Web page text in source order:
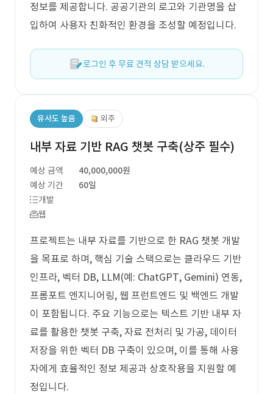
정보를 제공합니다. 공공기관의 로고와 기관명을 삽
입하여 사용자 친화적인 환경을 조성할 예정입니다.
로그인 후 무료 견적 상담 받으세요.
유사도 높음 외주
내부 자료 기반 RAG 챗봇 구축(상주 필수)
예상 금액
40,000,000원
예상 기간
60일
개발
웹
프로젝트는 내부 자료를 기반으로 한 RAG 챗봇 개발
을 목표로 하며, 핵심 기술 스택으로는 클라우드 기반
인프라, 벡터 DB, LLM(예: ChatGPT, Gemini) 연동,
프롬포트 엔지니어링, 웹 프런트엔드 및 백엔드 개발
이 포함됩니다. 주요 기능으로는 텍스트 기반 내부 자
료를 활용한 챗봇 구축, 자료 전처리 및 가공, 데이터
저장을 위한 벡터 DB 구축이 있으며, 이를 통해 사용
자에게 효율적인 정보 제공과 상호작용을 지원할 예
정입니다.